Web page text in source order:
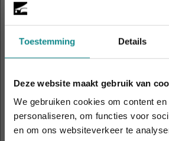
Toestemming Details
Deze website maakt gebruik van
We gebruiken cookies om content
personaliseren, om functies voor
en om ons websiteverkeer te
of opendagen.
30
aug
Hasselt
11:00 - 14:00
2
sep
Rotterdam
19:00 - 21:00